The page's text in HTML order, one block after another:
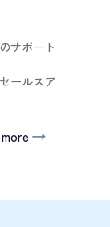
サポート
セールスア